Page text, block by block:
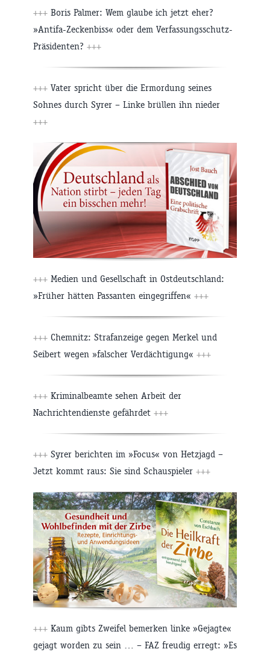
+++ Boris Palmer: Wem glaube ich jetzt eher?
»Antifa-Zeckenbiss« oder dem Verfassungsschutz-
Präsidenten? +++
+++ Vater spricht über die Ermordung seines
Sohnes durch Syrer – Linke brüllen ihn nieder
+++
+++ Medien und Gesellschaft in Ostdeutschland:
»Früher hätten Passanten eingegriffen« +++
+++ Chemnitz: Strafanzeige gegen Merkel und
Seibert wegen »falscher Verdächtigung« +++
+++ Kriminalbeamte sehen Arbeit der
Nachrichtendienste gefährdet +++
+++ Syrer berichten im »Focus« von Hetzjagd –
Jetzt kommt raus: Sie sind Schauspieler +++
+++ Kaum gibts Zweifel bemerken linke »Gejagte«
gejagt worden zu sein … – FAZ freudig erregt: »Es